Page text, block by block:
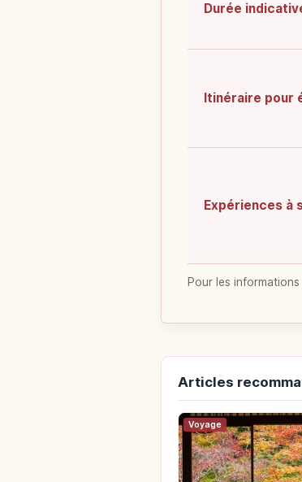
Durée
Itinéraire pour
Expériences à
Pour les
Articles
Voyage